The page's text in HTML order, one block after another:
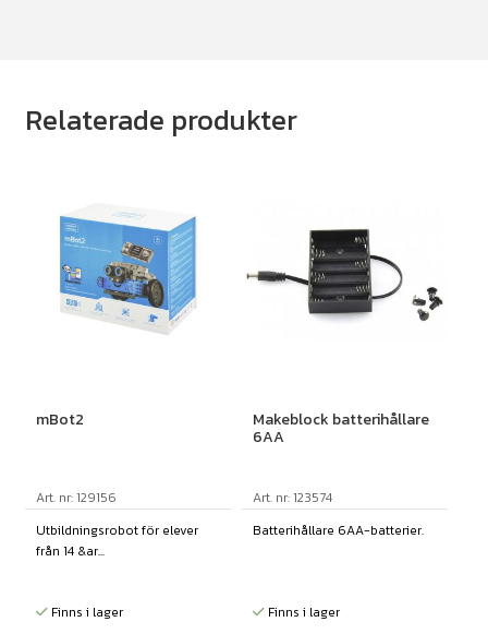
Relaterade produkter
mBot2
Art. nr: 129156
Utbildningsrobot för elever
från 14 &ar...
Finns i lager
Makeblock batterihållare
6AA
Art. nr: 123574
Batterihållare 6AA-batterier.
Finns i lager